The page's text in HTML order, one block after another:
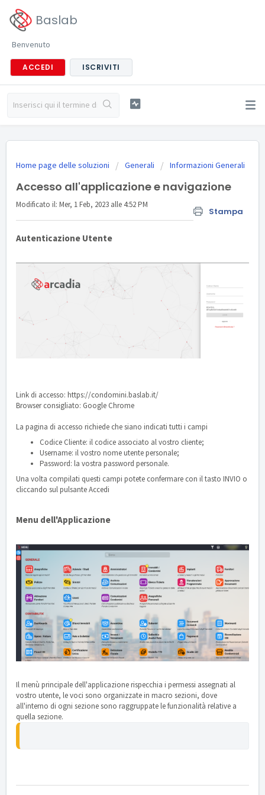
Baslab
Benvenuto
ACCEDI ISCRIVITI
Home page delle soluzioni Generali Informazioni Generali
Accesso all'applicazione e navigazione
Stampa
Modificato il: Mer, 1 Feb, 2023 alle 4:52 PM
Autenticazione Utente
Link di accesso: https://condomini.baslab.it/
Browser consigliato: Google Chrome
La pagina di accesso richiede che siano indicati tutti i campi
Codice Cliente: il codice associato al vostro cliente;
Username: il vostro nome utente personale;
Password: la vostra password personale.
Una volta compilati questi campi potete confermare con il tasto INVIO o
cliccando sul pulsante Accedi
Menu dell'Applicazione
Il menù principale dell'applicazione rispecchia i permessi assegnati al
vostro utente, le voci sono organizzate in macro sezioni, dove
all'interno di ogni sezione sono raggruppate le funzionalità relative a
quella sezione.